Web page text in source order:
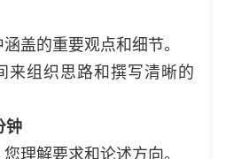
盖的重要观点和细节。
来组织思路和撰写清晰的
钟
理解要求和论述方向。